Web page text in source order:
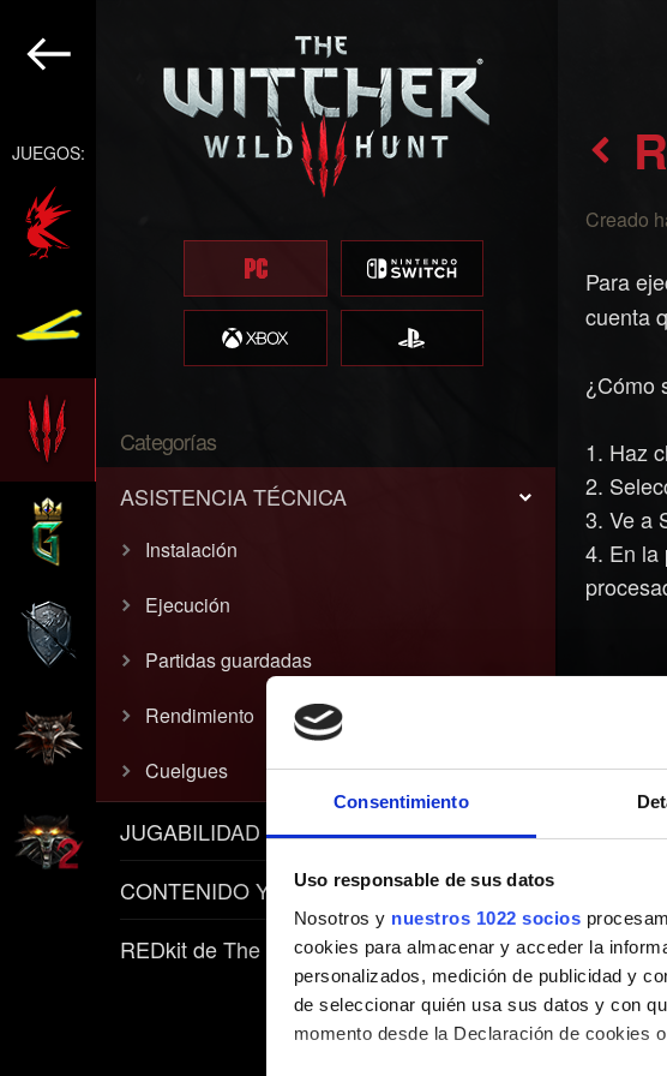
Consentimiento
Uso responsable de sus datos
Nosotros y nuestros 1022 socios
cookies para almacenar y acceder la
personalizados, medición de publicidad y
de seleccionar quién usa sus datos y con
momento desde la Declaración de cookies
JUEGOS:
Categorías
ASISTENCIA TÉCNICA
Instalación
Ejecución
Partidas guardadas
Rendimiento
Cuelgues
JUGABILIDAD
CONTENIDO Y POLÍTICAS
REDkit de The Witcher 3
Creado
Para
cuenta
¿Cómo
1. Haz
2.
3. Ve a
4. En la